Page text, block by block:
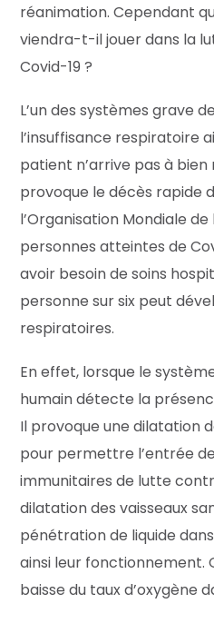
réanimation. Cependant
viendra-t-il jouer dans la
Covid-19 ?
L’un des systèmes grave
l’insuffisance respiratoire
patient n’arrive pas à
provoque le décès rapide
l’Organisation Mondiale
personnes atteintes de
avoir besoin de soins
personne sur six peut
respiratoires.
En effet, lorsque le
humain détecte la
Il provoque une dilatation
pour permettre l’entrée
immunitaires de lutte
dilatation des vaisseaux
pénétration de liquide
ainsi leur fonctionnement.
baisse du taux d’oxygène